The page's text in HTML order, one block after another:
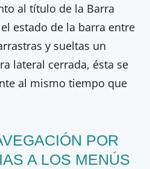
al título de la Barra
estado de la barra entre
y sueltas un
lateral cerrada, ésta se
al mismo tiempo que
POR
A LOS MENÚS